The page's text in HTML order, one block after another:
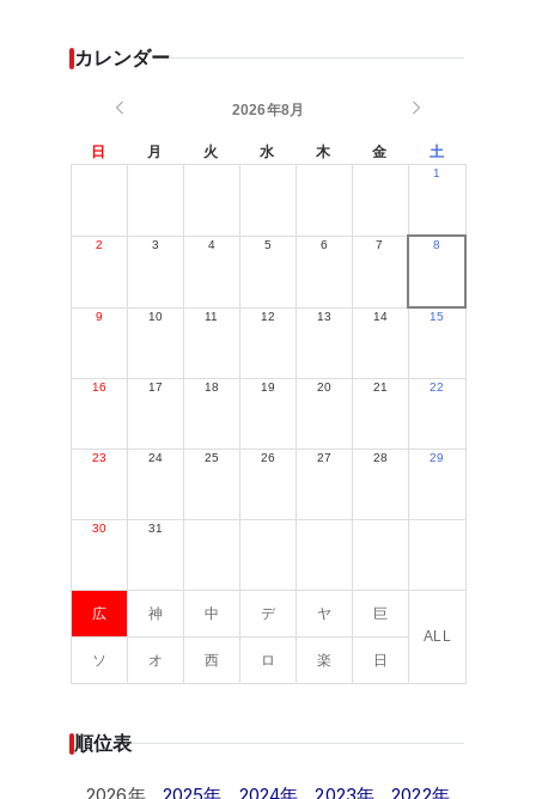
カレンダー
2026年8月
日 月 火 水 木 金 土
1
2 3 4 5 6 7 8
9 10 11 12 13 14 15
16 17 18 19 20 21 22
23 24 25 26 27 28 29
30 31
広 神 中 デ ヤ
巨
ALL
ソ
オ 西 ロ 楽 日
順位表